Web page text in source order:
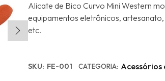
Alicate de Bico Curvo Mini Western
equipamentos eletrônicos,
etc.
SKU: FE-001 CATEGORIA: Acessórios